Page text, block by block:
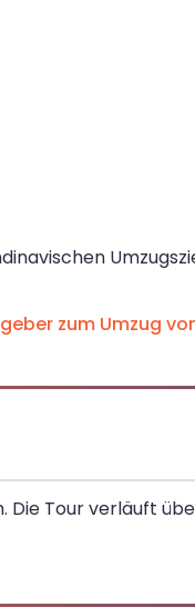
zum Umzug
Die Tour verläuft